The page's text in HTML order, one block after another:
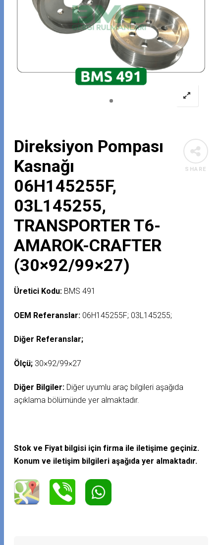
SHARE
Direksiyon Pompası
Kasnağı
06H145255F,
03L145255,
TRANSPORTER T6-
AMAROK-CRAFTER
(30×92/99×27)
Üretici Kodu: BMS 491
OEM Referanslar: 06H145255F; 03L145255;
Diğer Referanslar;
Ölçü; 30×92/99×27
Diğer Bilgiler: Diğer uyumlu araç bilgileri aşağıda
açıklama bölümünde yer almaktadır.
Stok ve Fiyat bilgisi için firma ile iletişime geçiniz.
Konum ve iletişim bilgileri aşağıda yer almaktadır.